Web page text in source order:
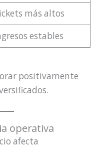
más altos
estables
positivamente
operativa
afecta